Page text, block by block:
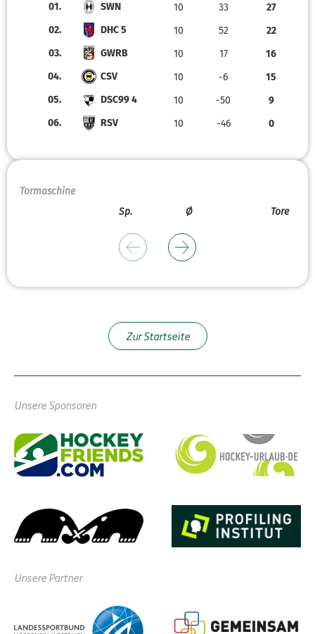
01.
SWN 10 33
27
02.
DHC 5 10 52
22
03.
GWRB 10 17
16
04.
CSV 10 -6
15
05.
DSC99 4 10 -50
9
06.
RSV 10 -46 0
Tormaschine
Sp.
Ø Tore
Zur Startseite
Unsere Sponsoren
Unsere Partner